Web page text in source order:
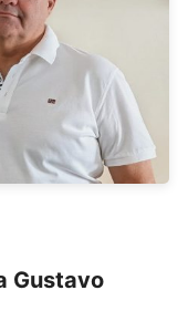
Gustavo